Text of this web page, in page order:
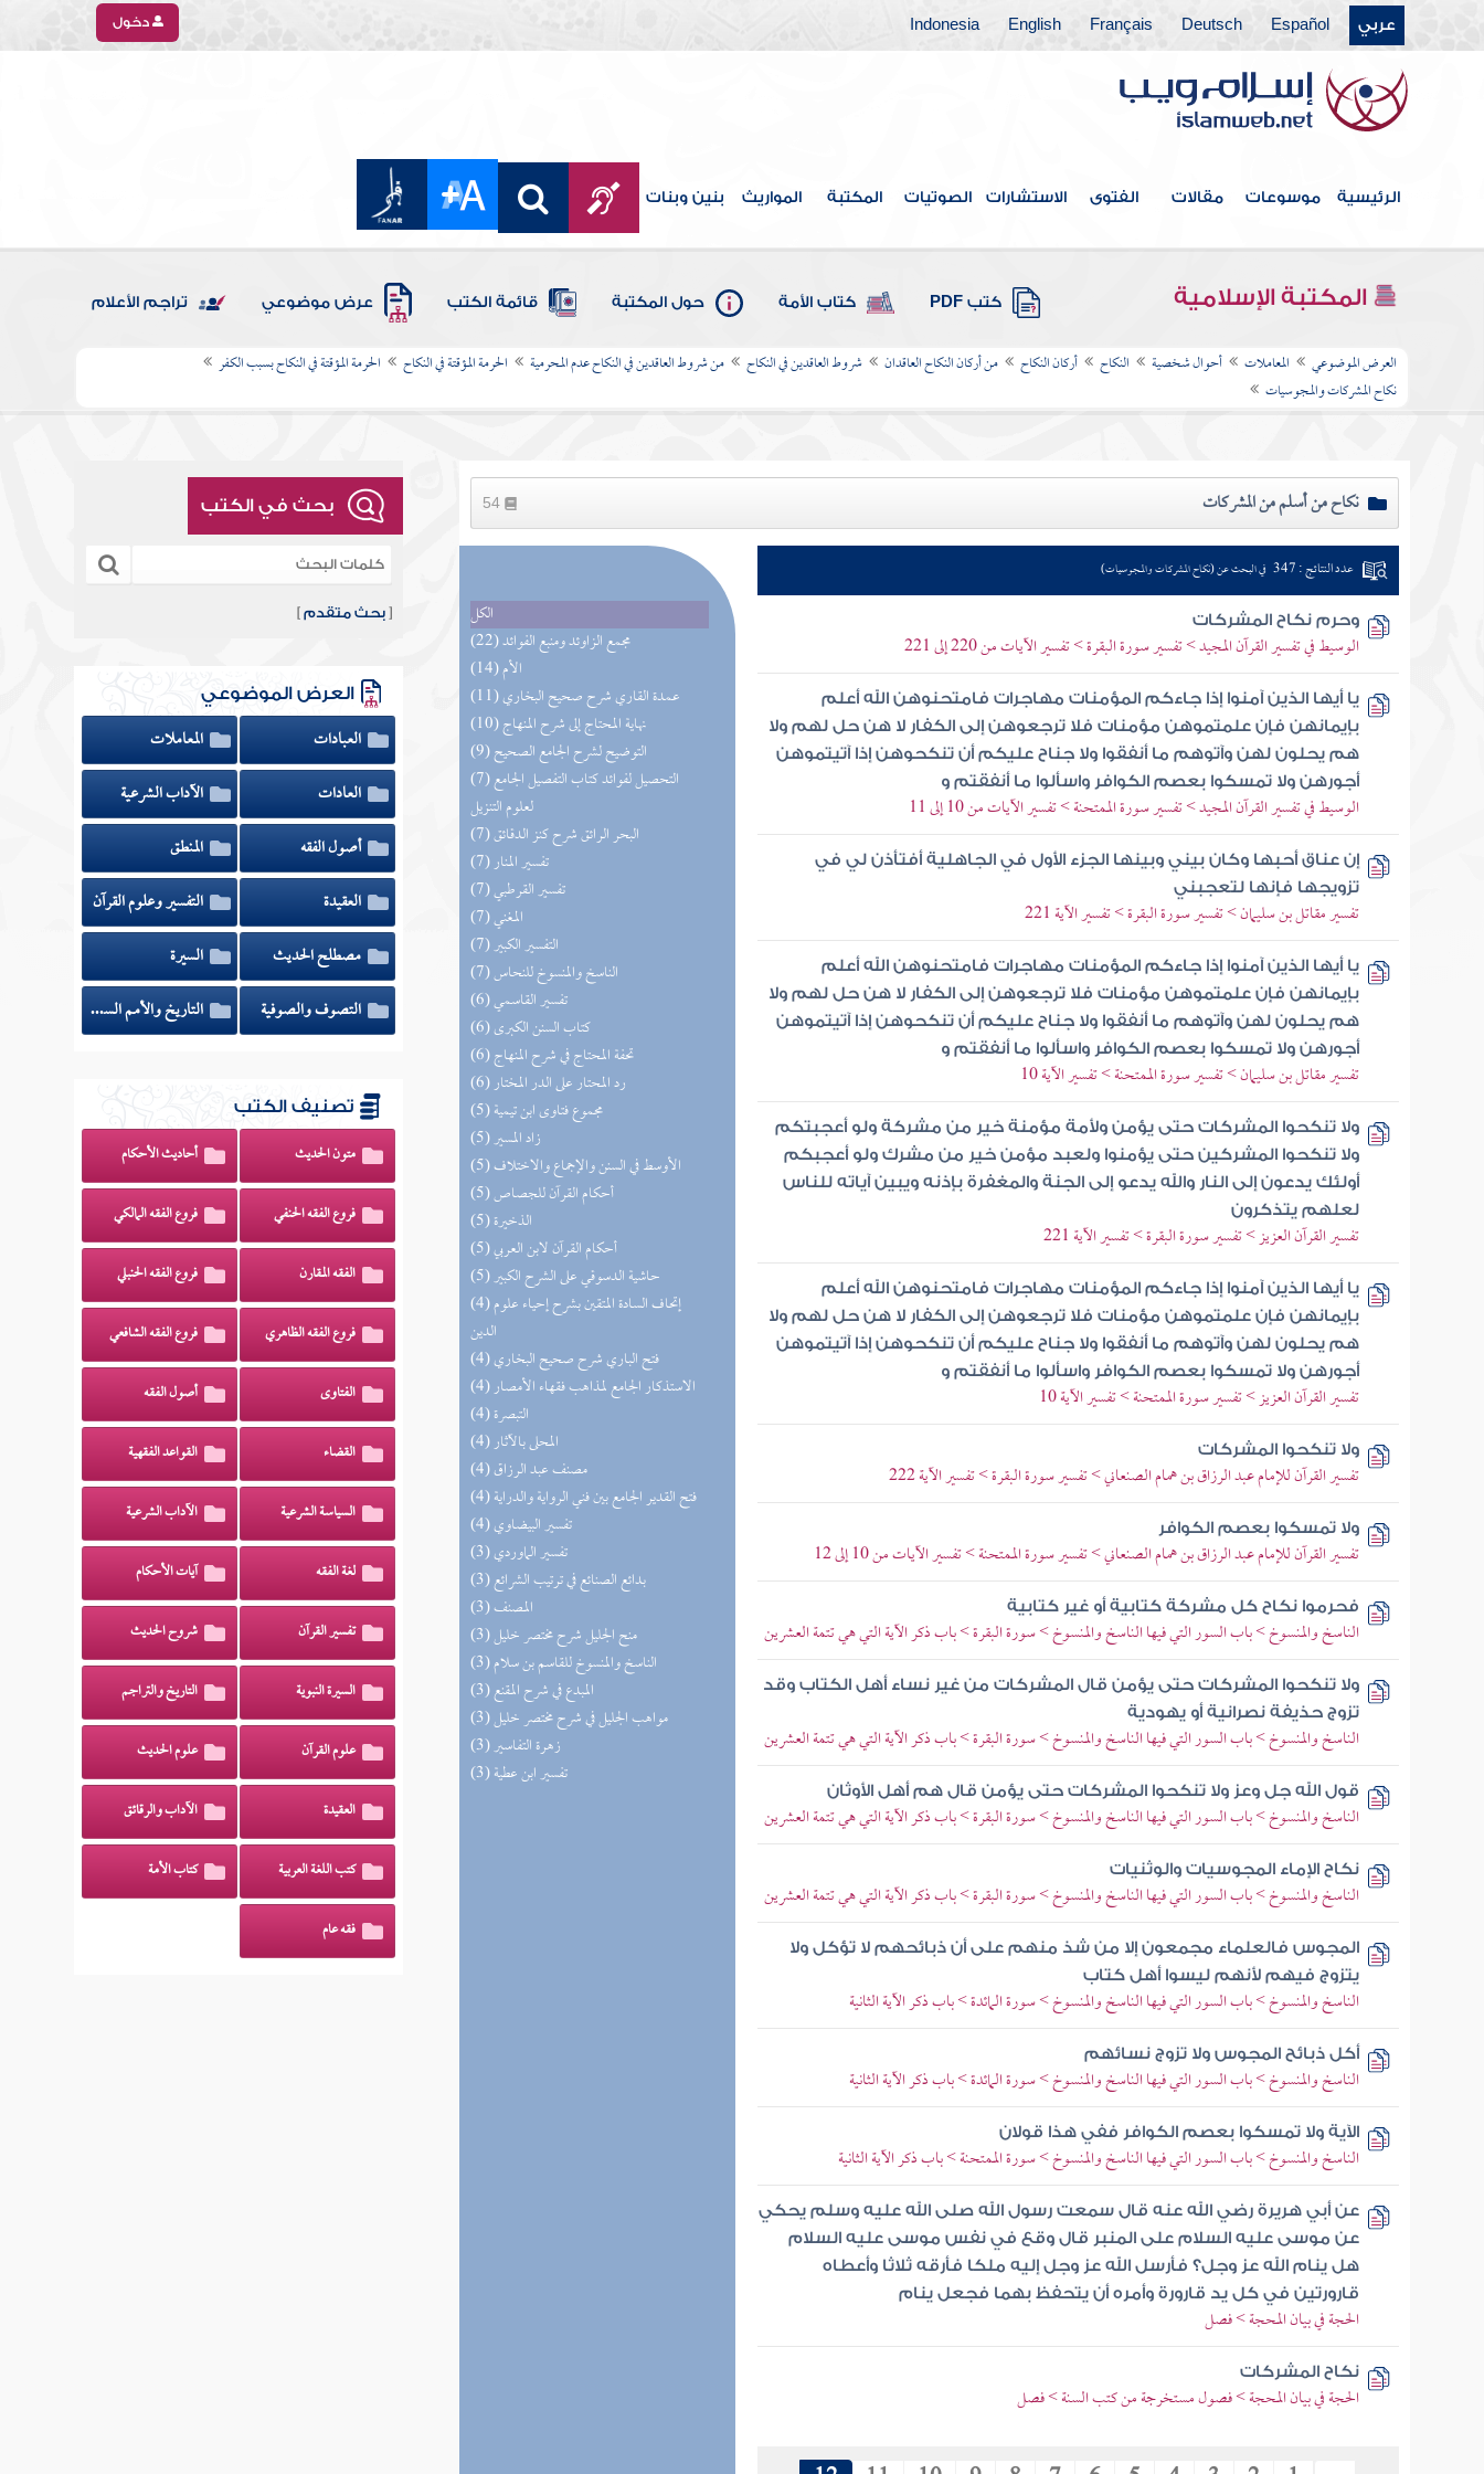
عربي Español
Deutsch
Français
English
Indonesia دخول
الرئيسية موسوعات مقالات الفتوى الاستشارات الصوتيات المكتبة المواريث بنين وبنات
المكتبة الإسلامية كتب PDF كتاب الأمة حول المكتبة قائمة الكتب عرض موضوعي تراجم الأعلام
العرض الموضوعي المعاملات أحوال شخصية النكاح أركان النكاح من أركان النكاح العاقدان شروط العاقدين في النكاح من شروط العاقدين في النكاح عدم المحرمية الحرمة المؤقتة في النكاح
الحرمة المؤقتة في النكاح بسبب الكفر
نكاح المشركات والمجوسيات
نكاح من أسلم من المشركات 54
الكل
(22) مجمع الزاوئد ومنبع الفوائد
(14) الأم
(11) عمدة القاري شرح صحيح البخاري
(10) نهاية المحتاج إلى شرح المنهاج
(9) التوضيح لشرح الجامع الصحيح
(7) التحصيل لفوائد كتاب التفصيل الجامع
لعلوم التنزيل
(7) البحر الرائق شرح كنز الدقائق
(7) تفسير المنار
(7) تفسير القرطبي
(7) المغني
(7) التفسير الكبير
(7) الناسخ والمنسوخ للنحاس
(6) تفسير القاسمي
(6) كتاب السنن الكبرى
(6) تحفة المحتاج في شرح المنهاج
(6) رد المحتار على الدر المختار
(5) مجموع فتاوى ابن تيمية
(5) زاد المسير
(5) الأوسط في السنن والإجماع والاختلاف
(5) أحكام القرآن للجصاص
(5) الذخيرة
(5) أحكام القرآن لابن العربي
(5) حاشية الدسوقي على الشرح الكبير
(4) إتحاف السادة المتقين بشرح إحياء علوم
الدين
(4) فتح الباري شرح صحيح البخاري
(4) الاستذكار الجامع لمذاهب فقهاء الأمصار
(4) التبصرة
(4) المحلى بالآثار
(4) مصنف عبد الرزاق
(4) فتح القدير الجامع بين فني الرواية والدراية
(4) تفسير البيضاوي
(3) تفسير الماوردي
(3) بدائع الصنائع في ترتيب الشرائع
(3) المصنف
(3) منح الجليل شرح مختصر خليل
(3) الناسخ والمنسوخ للقاسم بن سلام
(3) المبدع في شرح المقنع
(3) مواهب الجليل في شرح مختصر خليل
(3) زهرة التفاسير
(3) تفسير ابن عطية
عدد النتائج : 347 في البحث عن (نكاح المشركات والمجوسيات)
وحرم نكاح المشركات
الوسيط في تفسير القرآن المجيد > تفسير سورة البقرة > تفسير الآيات من 220 إلى 221
يا أيها الذين آمنوا إذا جاءكم المؤمنات مهاجرات فامتحنوهن الله أعلم
بإيمانهن فإن علمتموهن مؤمنات فلا ترجعوهن إلى الكفار لا هن حل لهم ولا
هم يحلون لهن وآتوهم ما أنفقوا ولا جناح عليكم أن تنكحوهن إذا آتيتموهن
أجورهن ولا تمسكوا بعصم الكوافر واسألوا ما أنفقتم و
الوسيط في تفسير القرآن المجيد > تفسير سورة الممتحنة > تفسير الآيات من 10 إلى 11
إن عناق أحبها وكان بيني وبينها الجزء الأول في الجاهلية أفتأذن لي في
تزويجها فإنها لتعجبني
تفسير مقاتل بن سليمان > تفسير سورة البقرة > تفسير الآية 221
يا أيها الذين آمنوا إذا جاءكم المؤمنات مهاجرات فامتحنوهن الله أعلم
بإيمانهن فإن علمتموهن مؤمنات فلا ترجعوهن إلى الكفار لا هن حل لهم ولا
هم يحلون لهن وآتوهم ما أنفقوا ولا جناح عليكم أن تنكحوهن إذا آتيتموهن
أجورهن ولا تمسكوا بعصم الكوافر واسألوا ما أنفقتم و
تفسير مقاتل بن سليمان > تفسير سورة الممتحنة > تفسير الآية 10
ولا تنكحوا المشركات حتى يؤمن ولأمة مؤمنة خير من مشركة ولو أعجبتكم
ولا تنكحوا المشركين حتى يؤمنوا ولعبد مؤمن خير من مشرك ولو أعجبكم
أولئك يدعون إلى النار والله يدعو إلى الجنة والمغفرة بإذنه ويبين آياته للناس
لعلهم يتذكرون
تفسير القرآن العزيز > تفسير سورة البقرة > تفسير الآية 221
يا أيها الذين آمنوا إذا جاءكم المؤمنات مهاجرات فامتحنوهن الله أعلم
بإيمانهن فإن علمتموهن مؤمنات فلا ترجعوهن إلى الكفار لا هن حل لهم ولا
هم يحلون لهن وآتوهم ما أنفقوا ولا جناح عليكم أن تنكحوهن إذا آتيتموهن
أجورهن ولا تمسكوا بعصم الكوافر واسألوا ما أنفقتم و
تفسير القرآن العزيز > تفسير سورة الممتحنة > تفسير الآية 10
ولا تنكحوا المشركات
تفسير القرآن للإمام عبد الرزاق بن همام الصنعاني > تفسير سورة البقرة > تفسير الآية 222
ولا تمسكوا بعصم الكوافر
تفسير القرآن للإمام عبد الرزاق بن همام الصنعاني > تفسير سورة الممتحنة > تفسير الآيات من 10 إلى 12
فحرموا نكاح كل مشركة كتابية أو غير كتابية
الناسخ والمنسوخ > باب السور التي فيها الناسخ والمنسوخ > سورة البقرة > باب ذكر الآية التي هي تتمة العشرين
ولا تنكحوا المشركات حتى يؤمن قال المشركات من غير نساء أهل الكتاب وقد
تزوج حذيفة نصرانية أو يهودية
الناسخ والمنسوخ > باب السور التي فيها الناسخ والمنسوخ > سورة البقرة > باب ذكر الآية التي هي تتمة العشرين
قول الله جل وعز ولا تنكحوا المشركات حتى يؤمن قال هم أهل الأوثان
الناسخ والمنسوخ > باب السور التي فيها الناسخ والمنسوخ > سورة البقرة > باب ذكر الآية التي هي تتمة العشرين
نكاح الإماء المجوسيات والوثنيات
الناسخ والمنسوخ > باب السور التي فيها الناسخ والمنسوخ > سورة البقرة > باب ذكر الآية التي هي تتمة العشرين
المجوس فالعلماء مجمعون إلا من شذ منهم على أن ذبائحهم لا تؤكل ولا
يتزوج فيهم لأنهم ليسوا أهل كتاب
الناسخ والمنسوخ > باب السور التي فيها الناسخ والمنسوخ > سورة المائدة > باب ذكر الآية الثانية
أكل ذبائح المجوس ولا تزوج نسائهم
الناسخ والمنسوخ > باب السور التي فيها الناسخ والمنسوخ > سورة المائدة > باب ذكر الآية الثانية
الآية ولا تمسكوا بعصم الكوافر ففي هذا قولان
الناسخ والمنسوخ > باب السور التي فيها الناسخ والمنسوخ > سورة الممتحنة > باب ذكر الآية الثانية
عن أبي هريرة رضي الله عنه قال سمعت رسول الله صلى الله عليه وسلم يحكي
عن موسى عليه السلام على المنبر قال وقع في نفس موسى عليه السلام
هل ينام الله عز وجل؟ فأرسل الله عز وجل إليه ملكا فأرقه ثلاثا وأعطاه
قارورتين في كل يد قارورة وأمره أن يتحفظ بهما فجعل ينام
الحجة في بيان المحجة > فصل
نكاح المشركات
الحجة في بيان المحجة > فصول مستخرجة من كتب السنة > فصل
بحث في الكتب
[بحث متقدم ]
العرض الموضوعي
العبادات
المعاملات
العادات
الآداب الشرعية
أصول الفقه
المنطق
العقيدة
التفسير وعلوم القرآن
مصطلح الحديث
السيرة
التصوف والصوفية
التاريخ والأمم السابقة
تصنيف الكتب
متون الحديث أحاديث الأحكام
فروع الفقه الحنفي فروع الفقه المالكي
الفقه المقارن فروع الفقه الحنبلي
فروع الفقه الظاهري فروع الفقه الشافعي
الفتاوى أصول الفقه
القضاء القواعد الفقهية
السياسة الشرعية الآداب الشرعية
لغة الفقه آيات الأحكام
تفسير القرآن شروح الحديث
السيرة النبوية التاريخ والتراجم
علوم القرآن علوم الحديث
العقيدة الآداب والرقائق
كتب اللغة العربية كتاب الأمة
فقه عام